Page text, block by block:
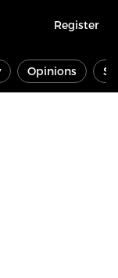
Register
Opinions